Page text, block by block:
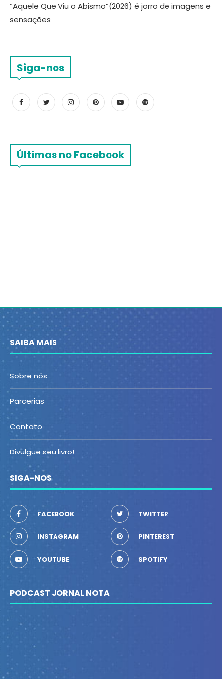
“Aquele Que Viu o Abismo”(2026) é jorro de imagens e
sensações
Siga-nos
Últimas no Facebook
SAIBA MAIS
Sobre nós
Parcerias
Contato
Divulgue seu livro!
SIGA-NOS
FACEBOOK TWITTER
INSTAGRAM PINTEREST
YOUTUBE SPOTIFY
PODCAST JORNAL NOTA